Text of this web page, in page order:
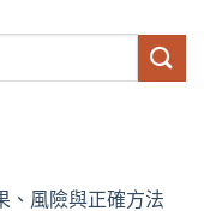
、風險與正確方法